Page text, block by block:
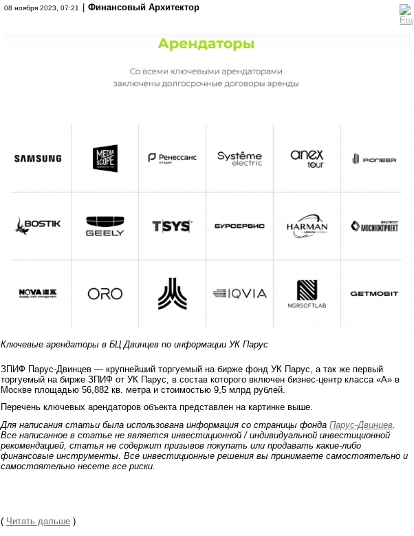
08 ноября 2023, 07:21 Финансовый Архитектор
Ключевые арендаторы в БЦ Двинцев по информации УК Парус
ЗПИФ Парус-Двинцев — крупнейший торгуемый на бирже фонд УК Парус, а так же первый
торгуемый на бирже ЗПИФ от УК Парус, в состав которого включен бизнес-центр класса «А» в
Москве площадью 56,882 кв. метра и стоимостью 9,5 млрд рублей.
Перечень ключевых арендаторов объекта представлен на картинке выше.
Для написания статьи была использована информация со страницы фонда Парус-Двинцев
Все написанное в статье не является инвестиционной / индивидуальной инвестиционной
рекомендацией, статья не содержит призывов покупать или продавать какие-либо
финансовые инструменты. Все инвестиционные решения вы принимаете самостоятельно и
самостоятельно несете все риски.
( Читать дальше )